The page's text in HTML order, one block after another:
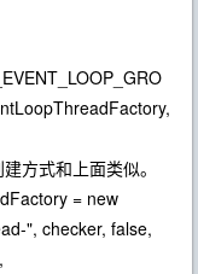
方式和上面类似。
= new
", checker, false,